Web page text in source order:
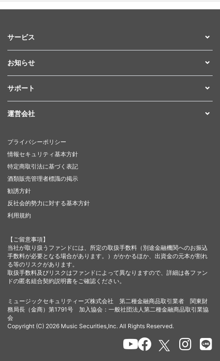
サービス
お知らせ
サポート
運営会社
プライバシーポリシー
情報セキュリティ基本方針
特定商取引法に基づく表記
酒類販売管理者標識の掲示
勧誘方針
反社会的勢力に対する基本方針
利用規約
【ご留意事項】
当社が取り扱うファンドには、所定の取扱手数料（別途金融機関へのお振込
手数料が必要となる場合があります。）がかかるほか、出資金の元本が割れ
る等のリスクがあります。
取扱手数料及びリスクはファンドによって異なりますので、詳細は各ファン
ドの匿名組合契約説明書をご確認ください。
ミュージックセキュリティーズ株式会社 第二種金融商品取引業者 関東財
務局長（金商）第1791号 加入協会：一般社団法人第二種金融商品取引業協
会
Copyright (C) 2026 Music Securities,Inc. All Rights Reserved.